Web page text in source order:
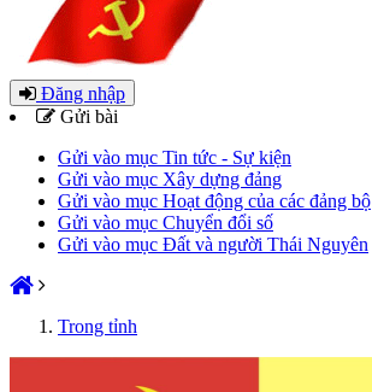
Đăng nhập
Gửi bài
Gửi vào mục Tin tức - Sự kiện
Gửi vào mục Xây dựng đảng
Gửi vào mục Hoạt động của các đảng bộ
Gửi vào mục Chuyển đổi số
Gửi vào mục Đất và người Thái Nguyên
Trong tỉnh